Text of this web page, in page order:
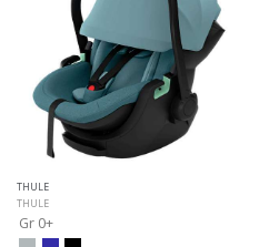
THULE
THULE
Gr 0+